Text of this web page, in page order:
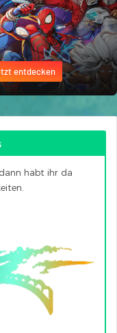
entdecken
habt ihr da